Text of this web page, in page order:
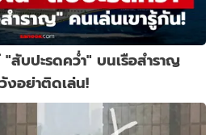
บปะรดคว่ำ" บนเรือสำราญ
วังอย่าติดเล่น!